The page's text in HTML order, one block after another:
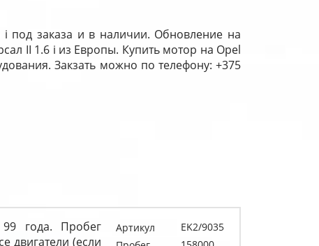
i под заказа и в наличии. Обновление на
II 1.6 i из Европы. Купить мотор на Opel
Закзать можно по телефону: +375
года. Пробег
двигатели (если
Артикул
EK2/9035